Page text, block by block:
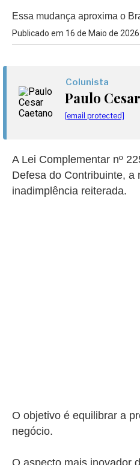
Essa mudança aproxima o
Publicado em 16 de Maio de
Colunista
Paulo
[email protected]
A Lei Complementar nº
Defesa do Contribuinte, a
inadimplência reiterada.
O objetivo é equilibrar a
negócio.
O aspecto mais inovador